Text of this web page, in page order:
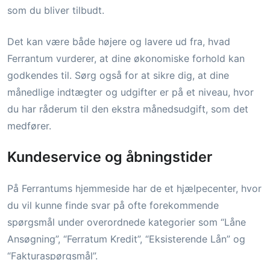
som du bliver tilbudt.
Det kan være både højere og lavere ud fra, hvad
Ferrantum vurderer, at dine økonomiske forhold kan
godkendes til. Sørg også for at sikre dig, at dine
månedlige indtægter og udgifter er på et niveau, hvor
du har råderum til den ekstra månedsudgift, som det
medfører.
Kundeservice og åbningstider
På Ferrantums hjemmeside har de et hjælpecenter, hvor
du vil kunne finde svar på ofte forekommende
spørgsmål under overordnede kategorier som “Låne
Ansøgning”, “Ferratum Kredit”, “Eksisterende Lån” og
“Fakturaspørgsmål”.